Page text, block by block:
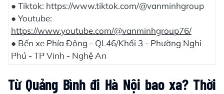
● Tiktok: https://www.tiktok.com/@vanminhgroup
● Youtube:
https://www.youtube.com/@vanminhgroup76/
● Bến xe Phía Đông - QL46/Khối 3 - Phường Nghi
Phú - TP Vinh - Nghệ An
Từ Quảng Bình đi Hà Nội bao xa? Thời